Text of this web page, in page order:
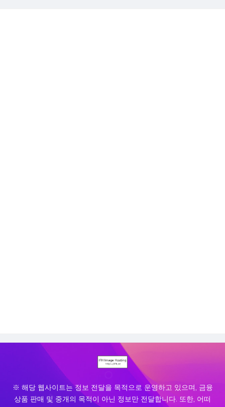
※ 해당 웹사이트는 정보 전달을 목적으로 운영하고 있으며, 금융
상품 판매 및 중개의 목적이 아닌 정보만 전달합니다. 또한, 어떠